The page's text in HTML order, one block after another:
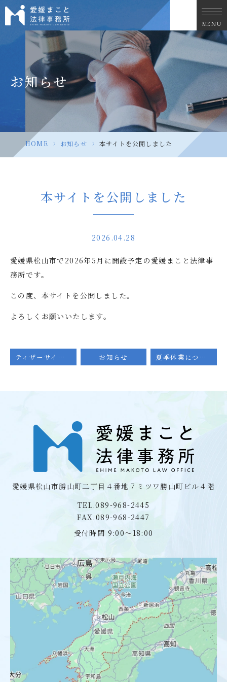
MENU
お知らせ
HOME > お知らせ > 本サイトを公開しました
本サイトを公開しました
2026.04.28
愛媛県松山市で2026年5月に開設予定の愛媛まこと法律事
務所です。
この度、本サイトを公開しました。
よろしくお願いいたします。
ティザーサイトを公開しました お知らせ 夏季休業について
愛媛県松山市勝山町二丁目４番地７ ミツワ勝山町ビル４階
TEL.089-968-2445
FAX.089-968-2447
受付時間 9:00〜18:00